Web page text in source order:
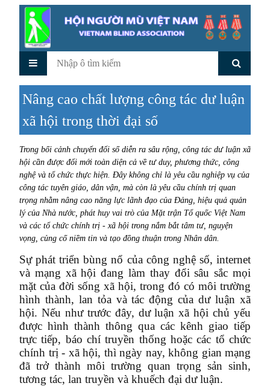
Nâng cao chất lượng công tác dư luận
xã hội trong thời đại số
Trong bối cảnh chuyển đổi số diễn ra sâu rộng, công tác dư luận xã
hội cần được đổi mới toàn diện cả về tư duy, phương thức, công
nghệ và tổ chức thực hiện. Đây không chỉ là yêu cầu nghiệp vụ của
công tác tuyên giáo, dân vận, mà còn là yêu cầu chính trị quan
trọng nhằm nâng cao năng lực lãnh đạo của Đảng, hiệu quả quản
lý của Nhà nước, phát huy vai trò của Mặt trận Tổ quốc Việt Nam
và các tổ chức chính trị - xã hội trong nắm bắt tâm tư, nguyện
vọng, củng cố niềm tin và tạo đồng thuận trong Nhân dân.
Sự phát triển bùng nổ của công nghệ số, internet
và mạng xã hội đang làm thay đổi sâu sắc mọi
mặt của đời sống xã hội, trong đó có môi trường
hình thành, lan tỏa và tác động của dư luận xã
hội. Nếu như trước đây, dư luận xã hội chủ yếu
được hình thành thông qua các kênh giao tiếp
trực tiếp, báo chí truyền thống hoặc các tổ chức
chính trị - xã hội, thì ngày nay, không gian mạng
đã trở thành môi trường quan trọng sản sinh,
tương tác, lan truyền và khuếch đại dư luận.